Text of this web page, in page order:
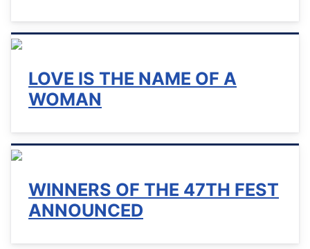
LOVE IS THE NAME OF A
WOMAN
WINNERS OF THE 47TH FEST
ANNOUNCED